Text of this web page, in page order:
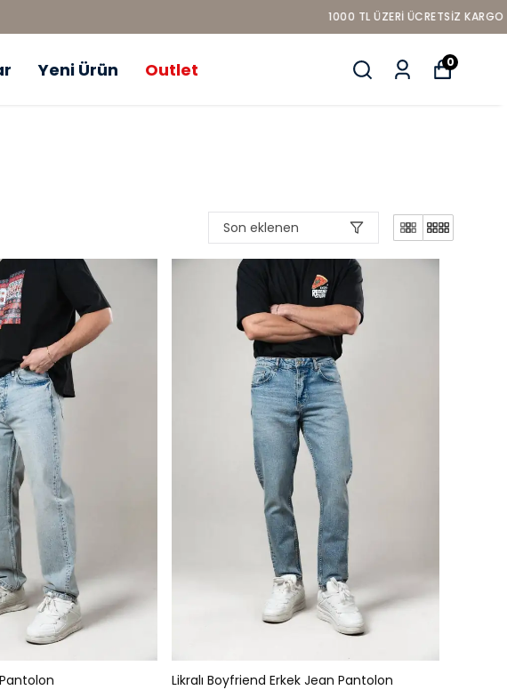
Yeni Ürün Outlet 0
Son eklenen
Likralı Boyfriend Erkek Jean Pantolon